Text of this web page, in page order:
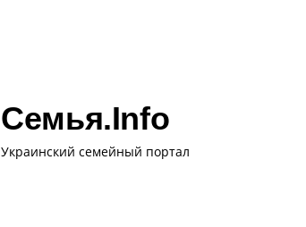
Семья.info
Украинский семейный портал